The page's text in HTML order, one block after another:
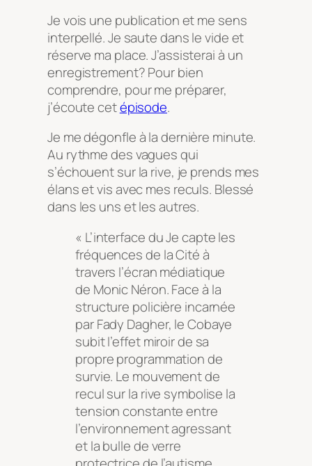
Je vois une publication et me sens
interpellé. Je saute dans le vide et
réserve ma place. J’assisterai à un
enregistrement? Pour bien
comprendre, pour me préparer,
j’écoute cetépisode.
Je me dégonfle à la dernière minute.
Au rythme des vagues qui
s’échouent sur la rive, je prends mes
élans et vis avec mes reculs. Blessé
dans les uns et les autres.
« L’interface du Je capte les
fréquences de la Cité à
travers l’écran médiatique
de Monic Néron. Face à la
structure policière incarnée
par Fady Dagher, le Cobaye
subit l’effet miroir de sa
propre programmation de
survie. Le mouvement de
recul sur la rive symbolise la
tension constante entre
l’environnement agressant
et la bulle de verre